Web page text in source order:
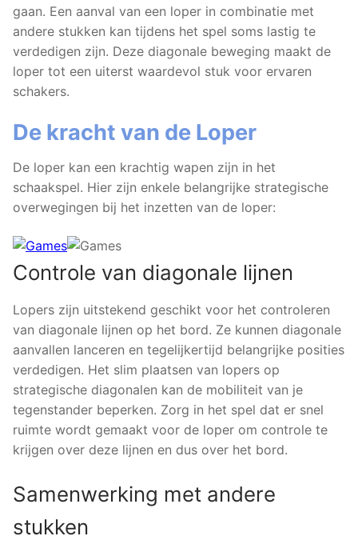
gaan. Een aanval van een loper in combinatie met
andere stukken kan tijdens het spel soms lastig te
verdedigen zijn. Deze diagonale beweging maakt de
loper tot een uiterst waardevol stuk voor ervaren
schakers.
De kracht van de Loper
De loper kan een krachtig wapen zijn in het
schaakspel. Hier zijn enkele belangrijke strategische
overwegingen bij het inzetten van de loper:
Controle van diagonale lijnen
Lopers zijn uitstekend geschikt voor het controleren
van diagonale lijnen op het bord. Ze kunnen diagonale
aanvallen lanceren en tegelijkertijd belangrijke posities
verdedigen. Het slim plaatsen van lopers op
strategische diagonalen kan de mobiliteit van je
tegenstander beperken. Zorg in het spel dat er snel
ruimte wordt gemaakt voor de loper om controle te
krijgen over deze lijnen en dus over het bord.
Samenwerking met andere
stukken